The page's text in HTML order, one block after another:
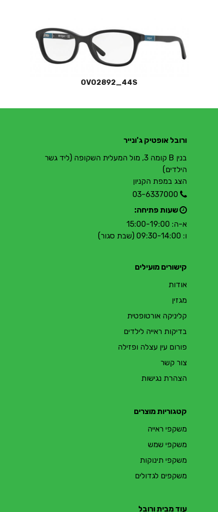
OVO2892_44S
ורובל אופטיק ג'ונייר
בנין B קומה 3, מול המעלית השקופה (ליד גשר
הילדים)
הצג במפת הקניון
03-6337000
שעות פתיחה:
א-ה: 15:00-19:00
ו: 09:30-14:00 (שבת סגור)
קישורים מועילים
אודות
מגזין
קליניקה אורטופטית
בדיקות ראייה לילדים
פורום עין עצלה ופזילה
צור קשר
הצהרת נגישות
קטגוריות מוצרים
משקפי ראייה
משקפי שמש
משקפי תינוקות
משקפים לגדולים
עוד מבית ורובל